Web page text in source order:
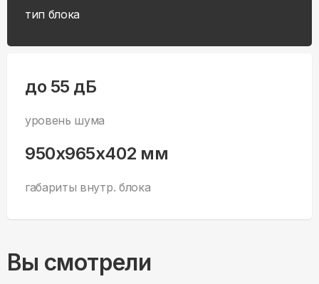
тип блока
до 55 дБ
уровень шума
950x965x402 мм
габариты внутр. блока
Вы смотрели